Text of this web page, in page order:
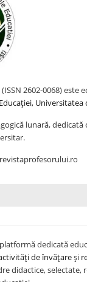
2602-0068) este
Universitatea
lunară,
dedicată
de învățareși
didactice, selectate,